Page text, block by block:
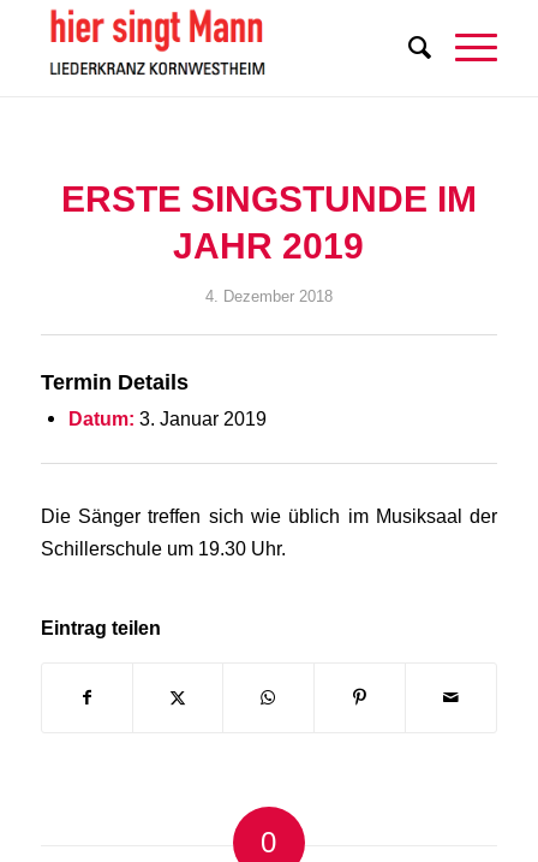
ERSTE SINGSTUNDE IM
JAHR 2019
4. Dezember 2018
Termin Details
Datum: 3. Januar 2019
Die Sänger treffen sich wie üblich im Musiksaal der
Schillerschule um 19.30 Uhr.
Eintrag teilen
0